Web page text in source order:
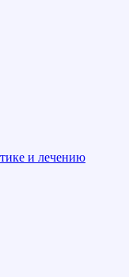
и лечению